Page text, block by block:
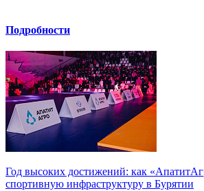
Подробности
Год высоких достижений: как
спортивную инфраструктуру в Бурятии